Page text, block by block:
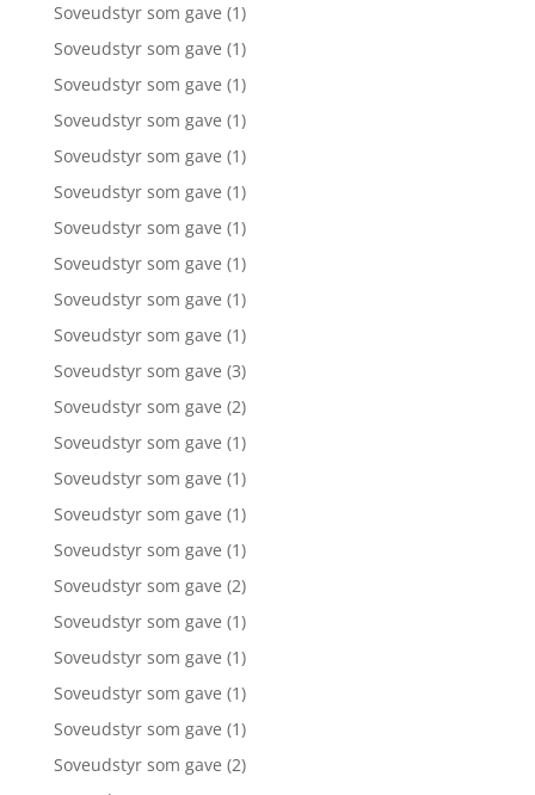
Soveudstyr som gave (1)
Soveudstyr som gave (1)
Soveudstyr som gave (1)
Soveudstyr som gave (1)
Soveudstyr som gave (1)
Soveudstyr som gave (1)
Soveudstyr som gave (1)
Soveudstyr som gave (1)
Soveudstyr som gave (1)
Soveudstyr som gave (1)
Soveudstyr som gave (3)
Soveudstyr som gave (2)
Soveudstyr som gave (1)
Soveudstyr som gave (1)
Soveudstyr som gave (1)
Soveudstyr som gave (1)
Soveudstyr som gave (2)
Soveudstyr som gave (1)
Soveudstyr som gave (1)
Soveudstyr som gave (1)
Soveudstyr som gave (1)
Soveudstyr som gave (2)